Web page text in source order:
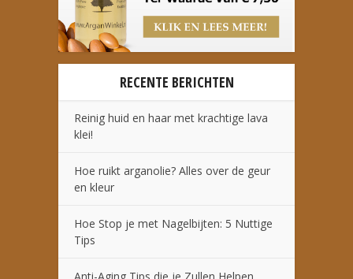
RECENTE BERICHTEN
Reinig huid en haar met krachtige lava
klei!
Hoe ruikt arganolie? Alles over de geur
en kleur
Hoe Stop je met Nagelbijten: 5 Nuttige
Tips